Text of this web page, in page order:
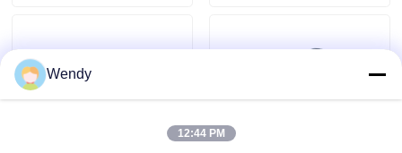
กรณี
Wendy
12:44 PM